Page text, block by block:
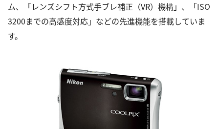
ム、「レンズシフト方式手ブレ補正（VR）機構」、「ISO
3200までの高感度対応」などの先進機能を搭載していま
す。